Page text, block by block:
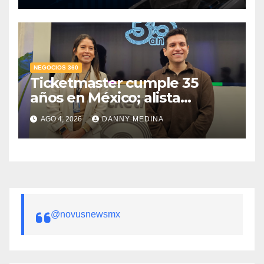
NEGOCIOS 360
Ticketmaster cumple 35
años en México; alista
apuesta por IA tras emitir 22
millones de boletos
AGO 4, 2026 DANNY MEDINA
@novusnewsmx